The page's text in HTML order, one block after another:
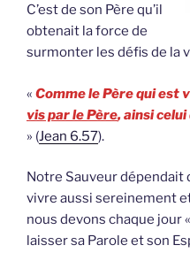
C’est de son Père qu’il
obtenait la force de
surmonter les défis de la
« Comme le Père qui est
vis par le Père, ainsi celui
» (Jean 6.57).
Notre Sauveur dépendait
vivre aussi sereinement
nous devons chaque jour «
laisser sa Parole et son